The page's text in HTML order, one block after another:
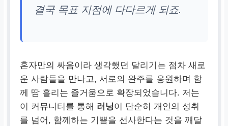
결국 목표 지점에 다다르게 되죠.
혼자만의 싸움이라 생각했던 달리기는 점차 새로
운 사람들을 만나고, 서로의 완주를 응원하며 함
께 땀 흘리는 즐거움으로 확장되었습니다. 저는
이 커뮤니티를 통해 러닝이 단순히 개인의 성취
를 넘어, 함께하는 기쁨을 선사한다는 것을 깨달